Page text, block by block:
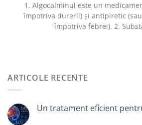
1. Algocalminul este un
împotriva durerii) și antipiretic
împotriva febrei). 2.
ARTICOLE RECENTE
Un tratament eficient